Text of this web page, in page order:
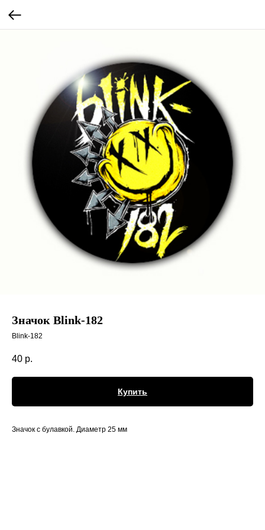
Значок Blink-182
Blink-182
40 р.
Купить
Значок с булавкой. Диаметр 25 мм